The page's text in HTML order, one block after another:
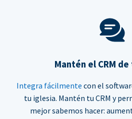
Mantén el CRM
Integra fácilmente con el
tu iglesia. Mantén tu CRM y
mejor sabemos hacer: